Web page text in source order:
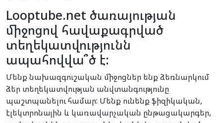
Looptube.net ծառայության
միջոցով հավաքագրված
տեղեկատվությունն
ապահովվա՞ծ է:
Մենք նախազգուշական միջոցներ ենք ձեռնարկում
ձեր տեղեկատվության անվտանգությունը
պաշտպանելու համար: Մենք ունենք ֆիզիկական,
էլեկտրոնային և կառավարչական ընթացակարգեր,